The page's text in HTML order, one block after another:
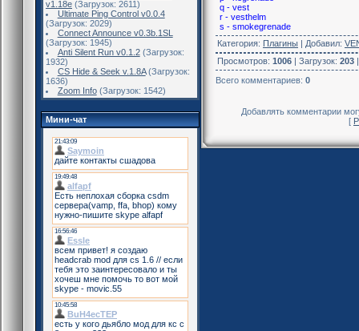
v1.18e (Загрузок: 2611)
Ultimate Ping Control v0.0.4
(Загрузок: 2029)
Connect Announce v0.3b.1SL
(Загрузок: 1945)
Anti Silent Run v0.1.2(Загрузок:
1932)
CS Hide & Seek v.1.8A(Загрузок:
1636)
Zoom Info(Загрузок: 1542)
Мини-чат
q - vest
r - vesthelm
s - smokegrenade
Категория: Плагины | Добавил:
Просмотров: 1006 | Загрузок: 203
Всего комментариев: 0
Добавлять комментарии
[